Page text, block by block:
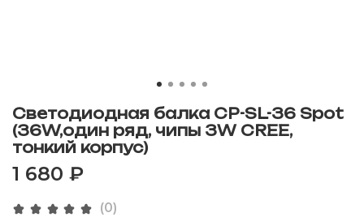
(0)
Светодиодная балка CP-SL-36 Spot
(36W,один ряд, чипы 3W CREE,
тонкий корпус)
1 680 ₽